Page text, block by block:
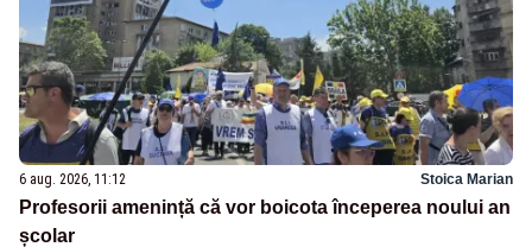
6 aug. 2026, 11:12 Stoica Marian
Profesorii amenință că vor boicota începerea noului an
școlar